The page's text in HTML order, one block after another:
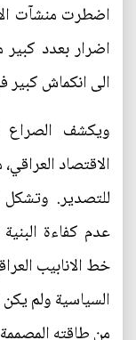
اضطرت منشآت
اضرار بعدد
الى انكماش كبير
ويكشف
الاقتصاد
للتصدير. وتشكل
عدم كفاءة
خط الانابيب
السياسية ولم